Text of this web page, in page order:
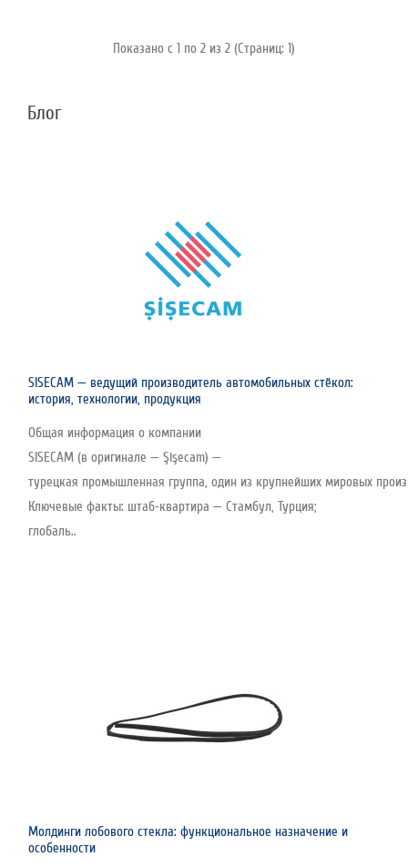
Показано с 1 по 2 из 2 (Страниц: 1)
Блог
SISECAM — ведущий производитель автомобильных стёкол:
история, технологии, продукция
Общая информация о компании
SISECAM (в оригинале — Şişecam) —
турецкая промышленная группа, один из крупнейших мировых
Ключевые факты: штаб‑квартира — Стамбул, Турция;
глобаль..
Молдинги лобового стекла: функциональное назначение и
особенности